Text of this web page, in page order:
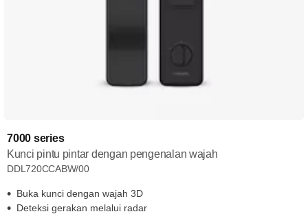
7000 series
Kunci pintu pintar dengan pengenalan wajah
DDL720CCABW/00
Buka kunci dengan wajah 3D
Deteksi gerakan melalui radar